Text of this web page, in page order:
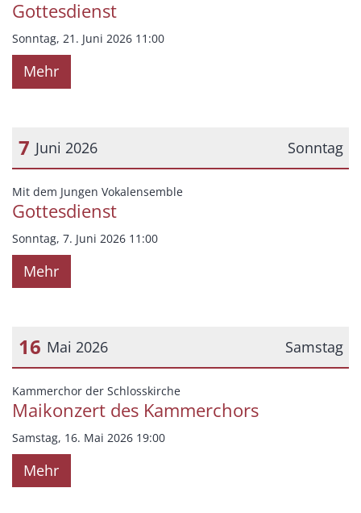
Gottesdienst
Sonntag, 21. Juni 2026 11:00
Mehr
Sonntag
7 Juni 2026
Datum: 7. Juni 2026
Mit dem Jungen Vokalensemble:
Gottesdienst
Sonntag, 7. Juni 2026 11:00
Mehr
Samstag
16 Mai 2026
Datum: 16. Mai 2026
Kammerchor der Schlosskirche:
Maikonzert des Kammerchors
Samstag, 16. Mai 2026 19:00
Mehr